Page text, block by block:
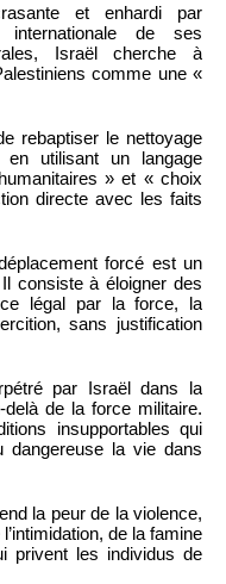
et enhardi par
de ses
Israël cherche à
comme une «
rebaptiser le nettoyage
utilisant un langage
» et « choix
directe avec les faits
forcé est un
consiste à éloigner des
légal par la force, la
sans justification
par Israël dans la
de la force militaire.
insupportables qui
dangereuse la vie dans
la peur de la violence,
de la famine
privent les individus de